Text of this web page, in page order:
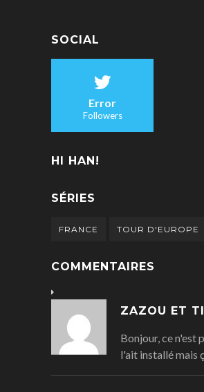
SOCIAL
Error
Followers
HI HAN!
SÉRIES
FRANCE TOUR D'EUROPE
COMMENTAIRES
ZAZOU ET
Bonjour, ce n'est
l'ait installé mais